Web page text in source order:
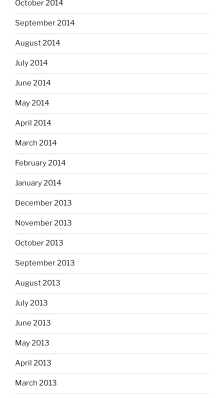
October 2014
September 2014
August 2014
July 2014
June 2014
May 2014
April 2014
March 2014
February 2014
January 2014
December 2013
November 2013
October 2013
September 2013
August 2013
July 2013
June 2013
May 2013
April 2013
March 2013